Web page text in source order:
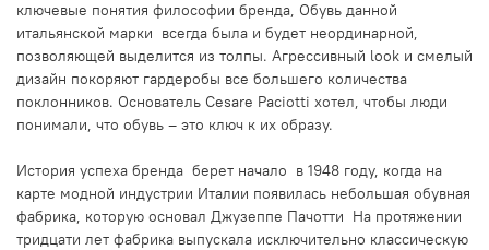
ключевые понятия философии бренда, Обувь данной
итальянской марки всегда была и будет неординарной,
позволяющей выделится из толпы. Агрессивный look и смелый
дизайн покоряют гардеробы все большего количества
поклонников. Основатель Cesare Paciotti хотел, чтобы люди
понимали, что обувь – это ключ к их образу.
История успеха бренда берет начало в 1948 году, когда на
карте модной индустрии Италии появилась небольшая обувная
фабрика, которую основал Джузеппе Пачотти На протяжении
тридцати лет фабрика выпускала исключительно классическую